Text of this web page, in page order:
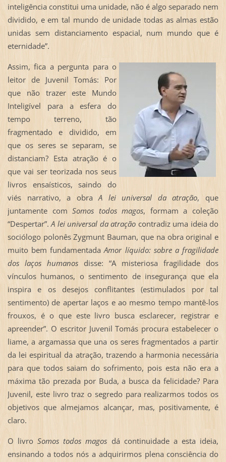
inteligência constitui uma unidade, não é algo separado nem
dividido, e em tal mundo de unidade todas as almas estão
unidas sem distanciamento espacial, num mundo que é
eternidade”.
Assim, fica a pergunta para o
leitor de Juvenil Tomás: Por
que não trazer este Mundo
Inteligível para a esfera do
tempo terreno, tão
fragmentado e dividido, em
que os seres se separam, se
distanciam? Esta atração é o
que vai ser teorizada nos seus
livros ensaísticos, saindo do
viés narrativo, a obraA lei universal da atração, que
juntamente com Somos todos magos, formam a coleção
“Despertar”.A lei universal da atração contradiz uma ideia do
sociólogo polonês Zygmunt Bauman, que na obra original e
muito bem fundamentadaAmor líquido: sobre a fragilidade
dos laços humanos disse: “A misteriosa fragilidade dos
vínculos humanos, o sentimento de insegurança que ela
inspira e os desejos conflitantes (estimulados por tal
sentimento) de apertar laços e ao mesmo tempo mantê-los
frouxos, é o que este livro busca esclarecer, registrar e
apreender”. O escritor Juvenil Tomás procura estabelecer o
liame, a argamassa que una os seres fragmentados a partir
da lei espiritual da atração, trazendo a harmonia necessária
para que todos saiam do sofrimento, pois esta não era a
máxima tão prezada por Buda, a busca da felicidade? Para
Juvenil, este livro traz o segredo para realizarmos todos os
objetivos que almejamos alcançar, mas, positivamente, é
claro.
O livroSomos todos magos dá continuidade a esta ideia,
ensinando a todos nós a adquirirmos plena consciência do